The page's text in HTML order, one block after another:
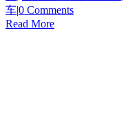
车|0 Comments
Read More